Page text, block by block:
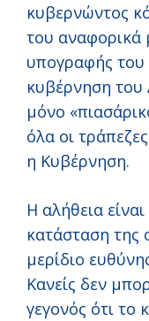
κυβερνώντος
του αναφορικά
υπογραφής
κυβέρνηση του
μόνο
όλα οι
η Κυβέρνηση.
Η αλήθεια
κατάσταση της
μερίδιο
Κανείς δεν
γεγονός ότι το